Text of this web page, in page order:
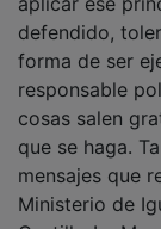
defendido,
forma de ser
responsable
cosas salen
que se haga.
mensajes que
Ministerio de
Castilla-La